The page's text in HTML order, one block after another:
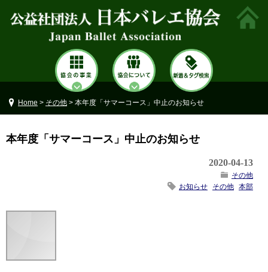
Home > その他 > 本年度「サマーコース」中止のお知らせ
本年度「サマーコース」中止のお知らせ
2020-04-13
その他
お知らせ
その他 本部